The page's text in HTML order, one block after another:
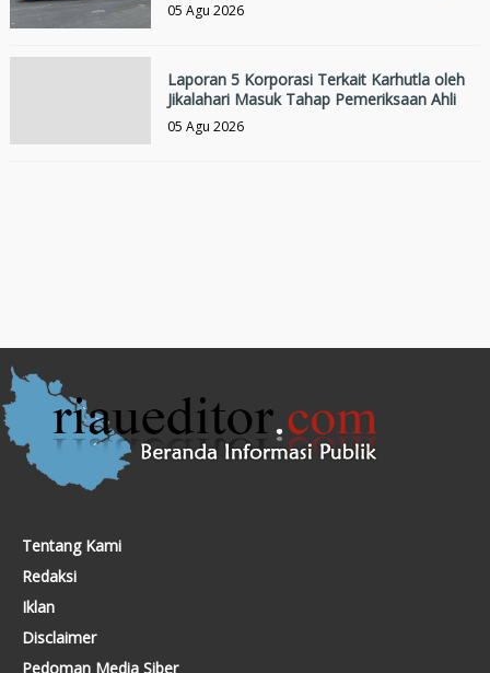
05 Agu 2026
Laporan 5 Korporasi Terkait Karhutla oleh
Jikalahari Masuk Tahap Pemeriksaan Ahli
05 Agu 2026
Tentang Kami
Redaksi
Iklan
Disclaimer
Pedoman Media Siber